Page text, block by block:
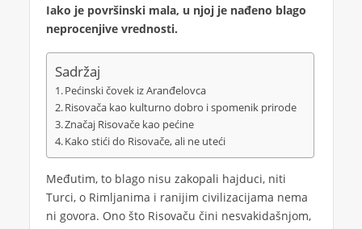
Iako je površinski mala, u njoj je nađeno blago
neprocenjive vrednosti.
Sadržaj
Pećinski čovek iz Aranđelovca
Risovača kao kulturno dobro i spomenik prirode
Značaj Risovače kao pećine
Kako stići do Risovače, ali ne uteći
Međutim, to blago nisu zakopali hajduci, niti
Turci, o Rimljanima i ranijim civilizacijama nema
ni govora. Ono što Risovaču čini nesvakidašnjom,